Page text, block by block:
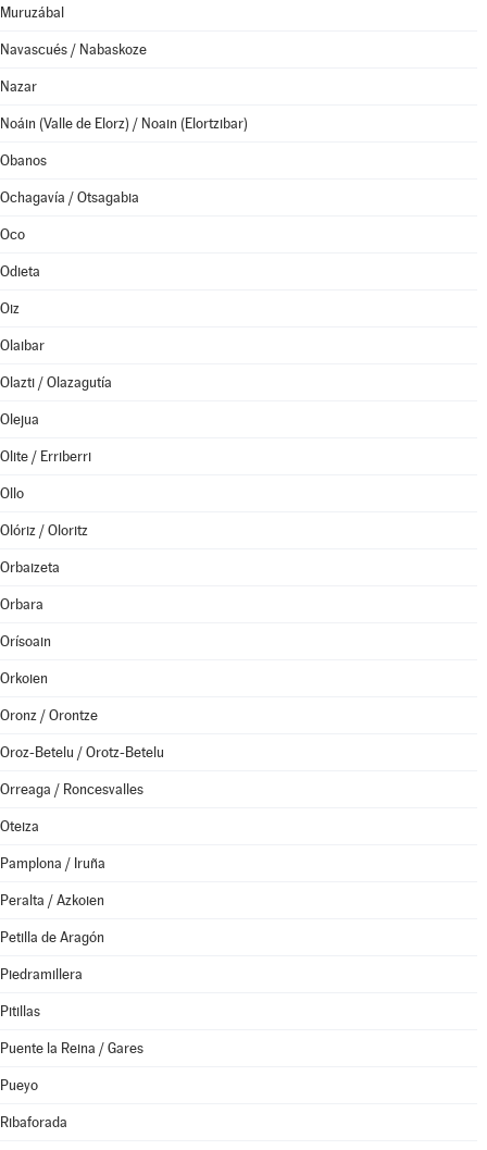
Muruzábal
Navascués / Nabaskoze
Nazar
Noáin (Valle de Elorz) / Noain (Elortzibar)
Obanos
Ochagavía / Otsagabia
Oco
Odieta
Oiz
Olaibar
Olazti / Olazagutía
Olejua
Olite / Erriberri
Ollo
Olóriz / Oloritz
Orbaizeta
Orbara
Orísoain
Orkoien
Oronz / Orontze
Oroz-Betelu / Orotz-Betelu
Orreaga / Roncesvalles
Oteiza
Pamplona / Iruña
Peralta / Azkoien
Petilla de Aragón
Piedramillera
Pitillas
Puente la Reina / Gares
Pueyo
Ribaforada